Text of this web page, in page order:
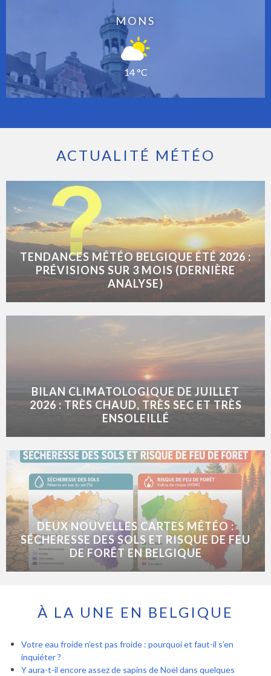
MONS
14 °C
ACTUALITÉ MÉTÉO
TENDANCES MÉTÉO BELGIQUE ÉTÉ 2026 :
PRÉVISIONS SUR 3 MOIS (DERNIÈRE
ANALYSE)
BILAN CLIMATOLOGIQUE DE JUILLET
2026 : TRÈS CHAUD, TRÈS SEC ET TRÈS
ENSOLEILLÉ
DEUX NOUVELLES CARTES MÉTÉO :
SÉCHERESSE DES SOLS ET RISQUE DE FEU
DE FORÊT EN BELGIQUE
À LA UNE EN BELGIQUE
Votre eau froide n’est pas froide : pourquoi et faut-il s’en
inquiéter ?
Y aura-t-il encore assez de sapins de Noël dans quelques